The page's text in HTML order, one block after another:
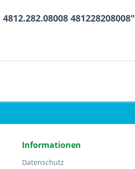
481228208008"
Informationen
Datenschutz